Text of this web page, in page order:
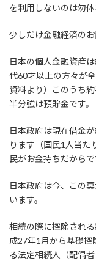
を利用しないのは勿体
少しだけ金融経済のお
日本の個人金融資産
代60才以上の方々が
資料より）このうち
半分強は預貯金です。
日本政府は現在借金
ります（国民1人当た
民がお金持ちだからで
日本政府は今、この
います。
相続の際に控除され
成27年1月から基礎
る法定相続人（配偶